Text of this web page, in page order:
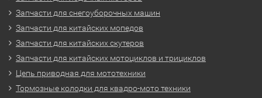
Запчасти для снегоуборочных машин
Запчасти для китайских мопедов
Запчасти для китайских скутеров
Запчасти для китайских мотоциклов и трициклов
Цепь приводная для мототехники
Тормозные колодки для квадро-мото техники